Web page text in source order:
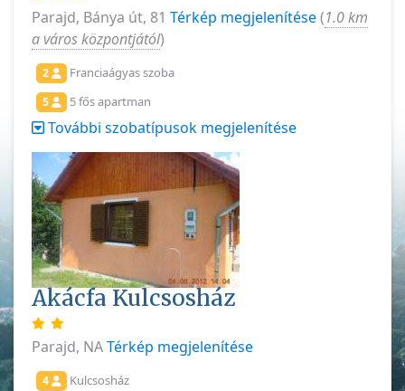
Parajd, Bánya út, 81 Térkép megjelenítése(1.0 km
a város központjától)
2 Franciaágyas szoba
5 5 fős apartman
További szobatípusok megjelenítése
Akácfa Kulcsosház
Parajd, NATérkép megjelenítése
4 Kulcsosház